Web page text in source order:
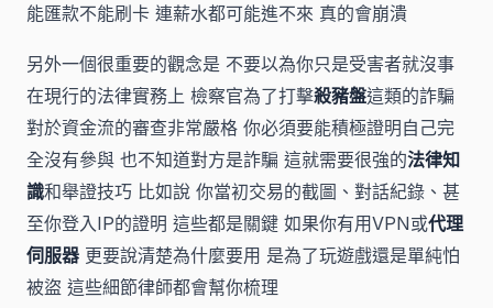
能匯款不能刷卡 連薪水都可能進不來 真的會崩潰
另外一個很重要的觀念是 不要以為你只是受害者就沒事
在現行的法律實務上 檢察官為了打擊殺豬盤這類的詐騙
對於資金流的審查非常嚴格 你必須要能積極證明自己完
全沒有參與 也不知道對方是詐騙 這就需要很強的法律知
識和舉證技巧 比如說 你當初交易的截圖、對話紀錄、甚
至你登入IP的證明 這些都是關鍵 如果你有用VPN或代理
伺服器 更要說清楚為什麼要用 是為了玩遊戲還是單純怕
被盜 這些細節律師都會幫你梳理